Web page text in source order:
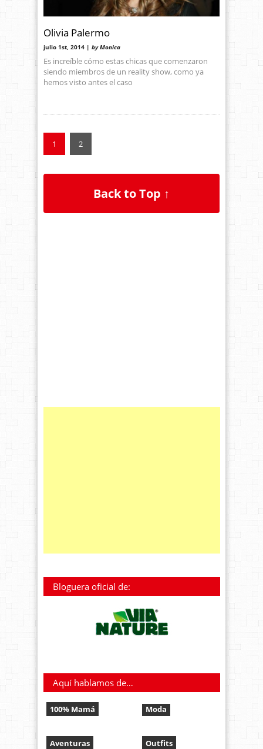
Olivia Palermo
julio 1st, 2014 | by Monica
Es increíble cómo estas chicas que comenzaron
siendo miembros de un reality show, como ya
hemos visto antes el caso
1 2
Back to Top ↑
Bloguera oficial de:
Aquí hablamos de…
100% Mamá
Aventuras
Moda
Outfits